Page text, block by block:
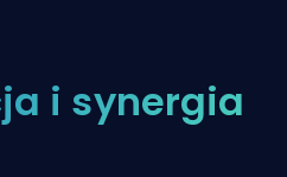
i synergia